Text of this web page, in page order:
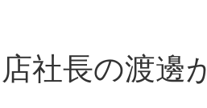
社長の渡邊